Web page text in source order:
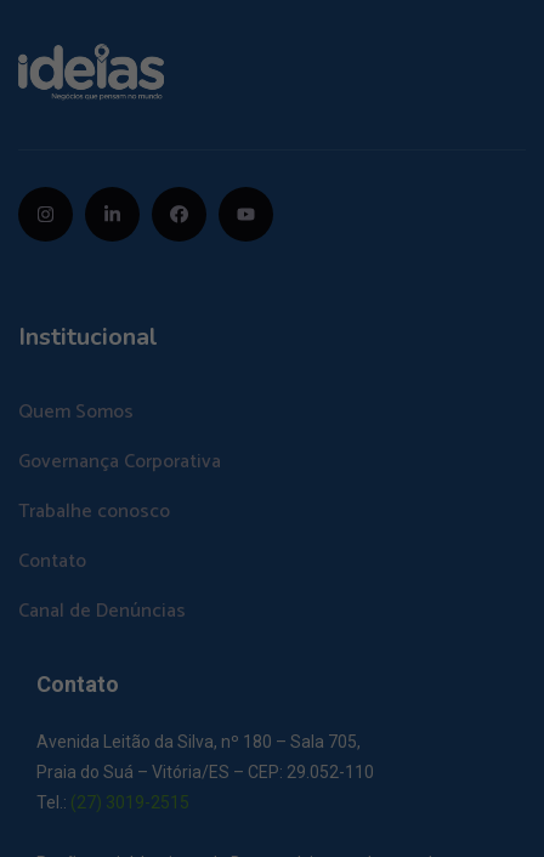
Institucional
Quem Somos
Governança Corporativa
Trabalhe conosco
Contato
Canal de Denúncias
Contato
Avenida Leitão da Silva, nº 180 – Sala 705,
Praia do Suá – Vitória/ES – CEP: 29.052-110
Tel.: (27) 3019-2515